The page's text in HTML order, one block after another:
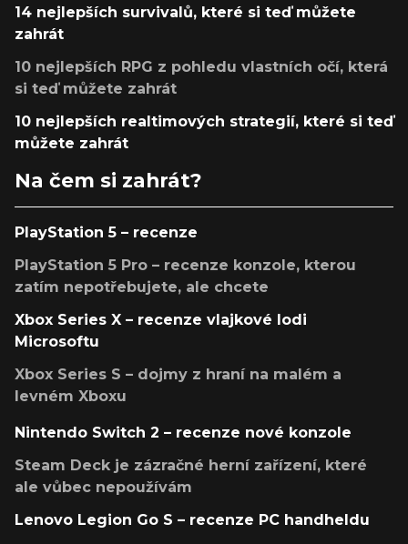
14 nejlepších survivalů, které si teď můžete
zahrát
10 nejlepších RPG z pohledu vlastních očí, která
si teď můžete zahrát
10 nejlepších realtimových strategií, které si teď
můžete zahrát
Na čem si zahrát?
PlayStation 5 – recenze
PlayStation 5 Pro – recenze konzole, kterou
zatím nepotřebujete, ale chcete
Xbox Series X – recenze vlajkové lodi
Microsoftu
Xbox Series S – dojmy z hraní na malém a
levném Xboxu
Nintendo Switch 2 – recenze nové konzole
Steam Deck je zázračné herní zařízení, které
ale vůbec nepoužívám
Lenovo Legion Go S – recenze PC handheldu